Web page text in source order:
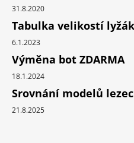
31.8.2020
Tabulka velikostí
6.1.2023
Výměna bot ZDARMA
18.1.2024
Srovnání modelů
21.8.2025